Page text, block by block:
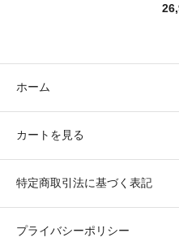
ホーム
カートを見る
特定商取引法に基づく表記
プライバシーポリシー